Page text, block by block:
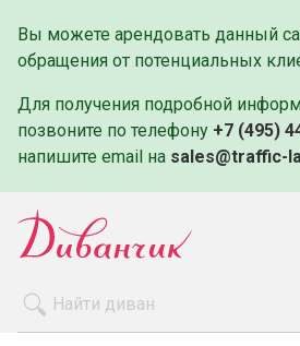
Вы можете арендовать данный
обращения от потенциальных
Для получения подробной
позвоните по телефону +7 (495)
напишите email на sales@traffic-